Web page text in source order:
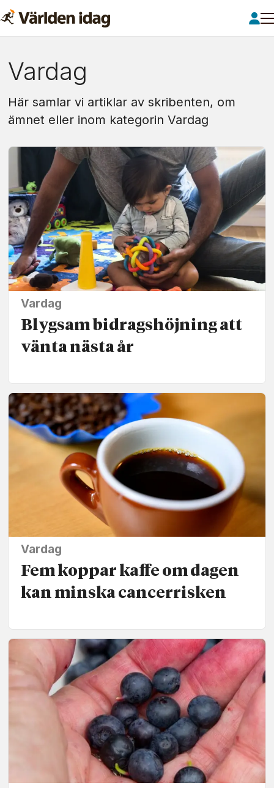
Om:
vardag
Vardag
Här samlar vi artiklar av skribenten, om
ämnet eller inom kategorin Vardag
Vardag
Blygsam bidrags­höjning att
vänta nästa år
Vardag
Fem koppar kaffe om dagen
kan minska cancer­risken